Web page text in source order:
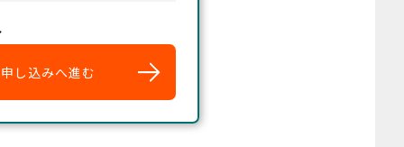
し込みへ進む